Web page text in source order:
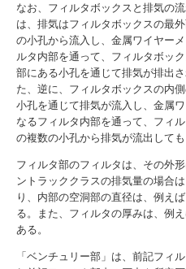
なお、フィルタボックスと排気の
は、排気はフィルタボックスの最
の小孔から流入し、金属ワイヤー
ルタ内部を通って、フィルタボッ
部にある小孔を通じて排気が排出
た、逆に、フィルタボックスの内
小孔を通じて排気が流入し、金属
なるフィルタ内部を通って、フィ
の複数の小孔から排気が流出しても
フィルタ部のフィルタは、その外
ントラッククラスの排気量の場合
り、内部の空洞部の直径は、例え
る。また、フィルタの厚みは、例
ある。
「ベンチュリー部」は、前記フィ